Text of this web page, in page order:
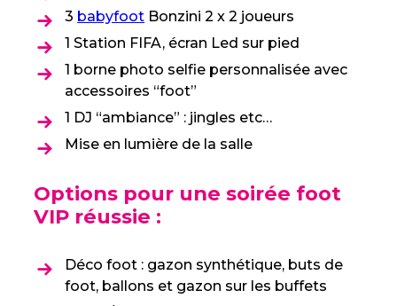
3 babyfoot Bonzini 2 x 2 joueurs
1 Station FIFA, écran Led sur pied
1 borne photo selfie personnalisée avec
accessoires “foot”
1 DJ “ambiance” : jingles etc…
Mise en lumière de la salle
Options pour une soirée foot
VIP réussie :
Déco foot : gazon synthétique, buts de
foot, ballons et gazon sur les buffets